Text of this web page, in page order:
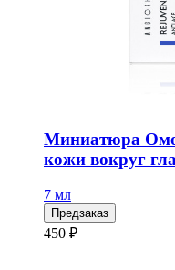
Миниатюра
кожи вокруг
7 мл
Предзаказ
450 ₽